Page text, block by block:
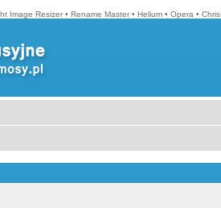
Image Resizer • Rename Master • Helium • Opera •